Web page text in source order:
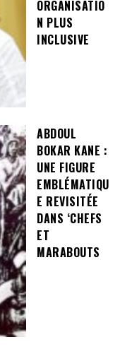
ORGANISATIO
N PLUS
INCLUSIVE
ABDOUL
BOKAR KANE :
UNE FIGURE
EMBLÉMATIQU
E REVISITÉE
DANS ‘CHEFS
ET
MARABOUTS